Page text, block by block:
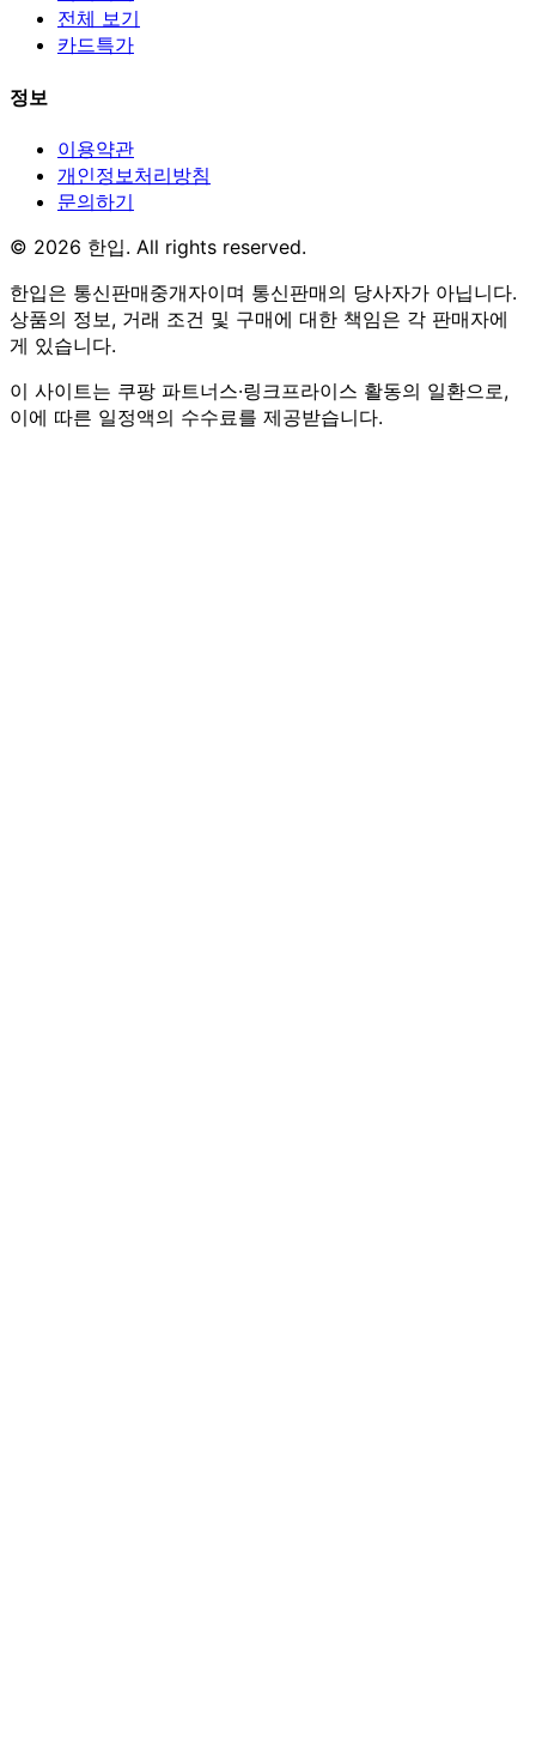
전체 보기
카드특가
정보
이용약관
개인정보처리방침
문의하기
© 2026 한입. All rights reserved.
한입은 통신판매중개자이며 통신판매의 당사자가 아닙니다.
상품의 정보, 거래 조건 및 구매에 대한 책임은 각 판매자에
게 있습니다.
이 사이트는 쿠팡 파트너스·링크프라이스 활동의 일환으로,
이에 따른 일정액의 수수료를 제공받습니다.